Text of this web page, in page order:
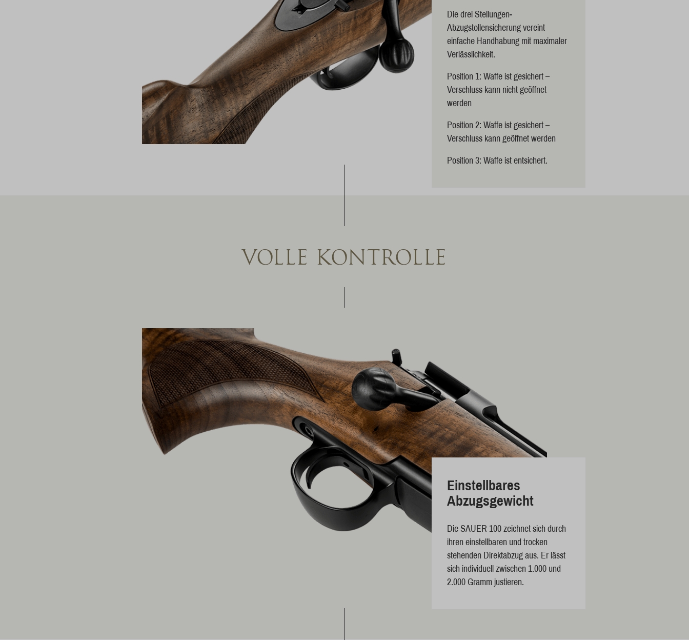
Die drei Stellungen-
Abzugstollensicherung vereint
einfache Handhabung mit maximaler
Verlässlichkeit.
Position 1: Waffe ist gesichert –
Verschluss kann nicht geöffnet
werden
Position 2: Waffe ist gesichert –
Verschluss kann geöffnet werden
Position 3: Waffe ist entsichert.
VOLLE KONTROLLE
Einstellbares
Abzugsgewicht
Die SAUER 100 zeichnet sich durch
ihren einstellbaren und trocken
stehenden Direktabzug aus. Er lässt
sich individuell zwischen 1.000 und
2.000 Gramm justieren.